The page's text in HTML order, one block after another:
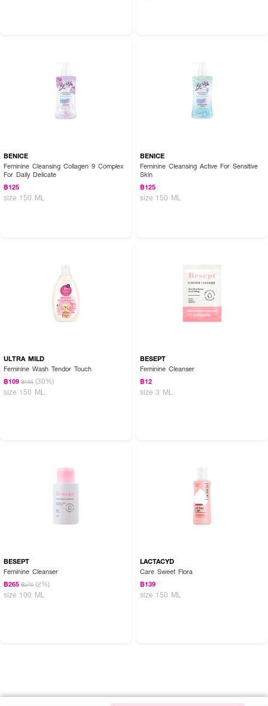
BENICE
Feminine Cleansing Collagen 9 Complex
For Daily Delicate
฿125
size 150 ML
BENICE
Feminine Cleansing Active For Sensitive
Skin
฿125
size 150 ML
ULTRA MILD
Feminine Wash Tendor Touch
฿109 ฿155 (30%)
size 150 ML
BESEPT
Feminine Cleanser
฿12
size 3 ML
BESEPT
Feminine Cleanser
฿265 ฿270 (2%)
size 100 ML
LACTACYD
Care Sweet Flora
฿139
size 150 ML